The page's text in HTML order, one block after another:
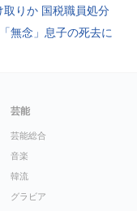
取りか 国税職員処分
無念」息子の死去に
芸能
芸能総合
音楽
韓流
グラビア